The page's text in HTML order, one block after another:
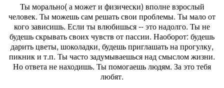
Ты морально( а может и физически) вполне взрослый
человек. Ты можешь сам решать свои проблемы. Ты мало от
кого зависишь. Если ты влюбишься -- это надолго. Ты не
будешь скрывать своих чувств от пассии. Наоборот: будешь
дарить цветы, шоколадки, будешь приглашать на прогулку,
пикник и т.п. Ты часто задумываешься над смыслом жизни.
Но ответа не находишь. Ты помогаешь людям. За это тебя
любят.